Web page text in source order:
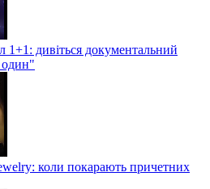
1+1: дивіться документальний
один"
коли покарають причетних